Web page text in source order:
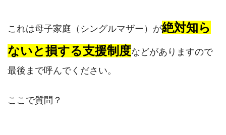
これは母子家庭（シングルマザー）が絶対知ら
ないと損する支援制度などがありますので
最後まで呼んでください。
ここで質問？